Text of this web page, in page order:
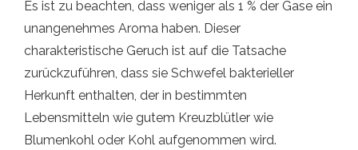
Es ist zu beachten, dass weniger als 1 % der Gase ein
unangenehmes Aroma haben. Dieser
charakteristische Geruch ist auf die Tatsache
zurückzuführen, dass sie Schwefel bakterieller
Herkunft enthalten, der in bestimmten
Lebensmitteln wie gutem Kreuzblütler wie
Blumenkohl oder Kohl aufgenommen wird.